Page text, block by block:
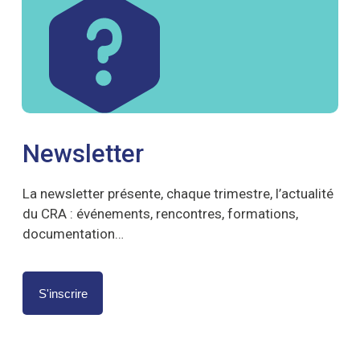
Newsletter
La newsletter présente, chaque trimestre, l’actualité
du CRA : événements, rencontres, formations,
documentation…
S'inscrire